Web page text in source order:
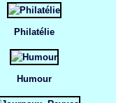
Philatélie
Humour